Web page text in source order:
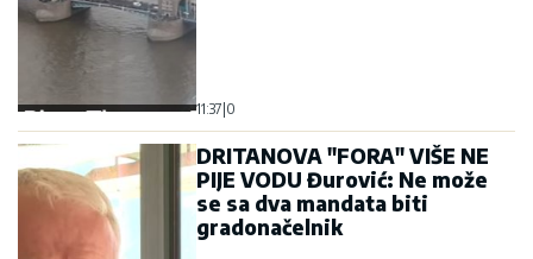
11:37 0
DRITANOVA "FORA" VIŠE NE
PIJE VODU Đurović: Ne može
se sa dva mandata biti
gradonačelnik